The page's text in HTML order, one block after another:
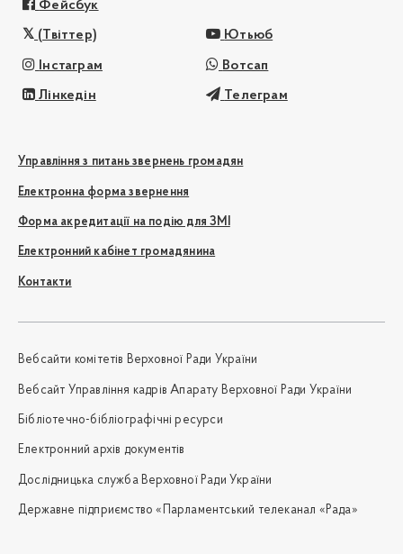
Фейсбук
(Твіттер) Ютьюб
Інстаграм Вотсап
Лінкедін Телеграм
Управління з питань звернень громадян
Електронна форма звернення
Форма акредитації на подію для ЗМІ
Електронний кабінет громадянина
Контакти
Вебсайти комітетів Верховної Ради України
Вебсайт Управління кадрів Апарату Верховної Ради України
Бібліотечно-бібліографічні ресурси
Електронний архів документів
Дослідницька служба Верховної Ради України
Державне підприємство «Парламентський телеканал «Рада»